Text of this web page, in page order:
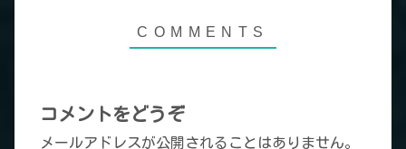
コメントをどうぞ
メールアドレスが公開されることはありません。